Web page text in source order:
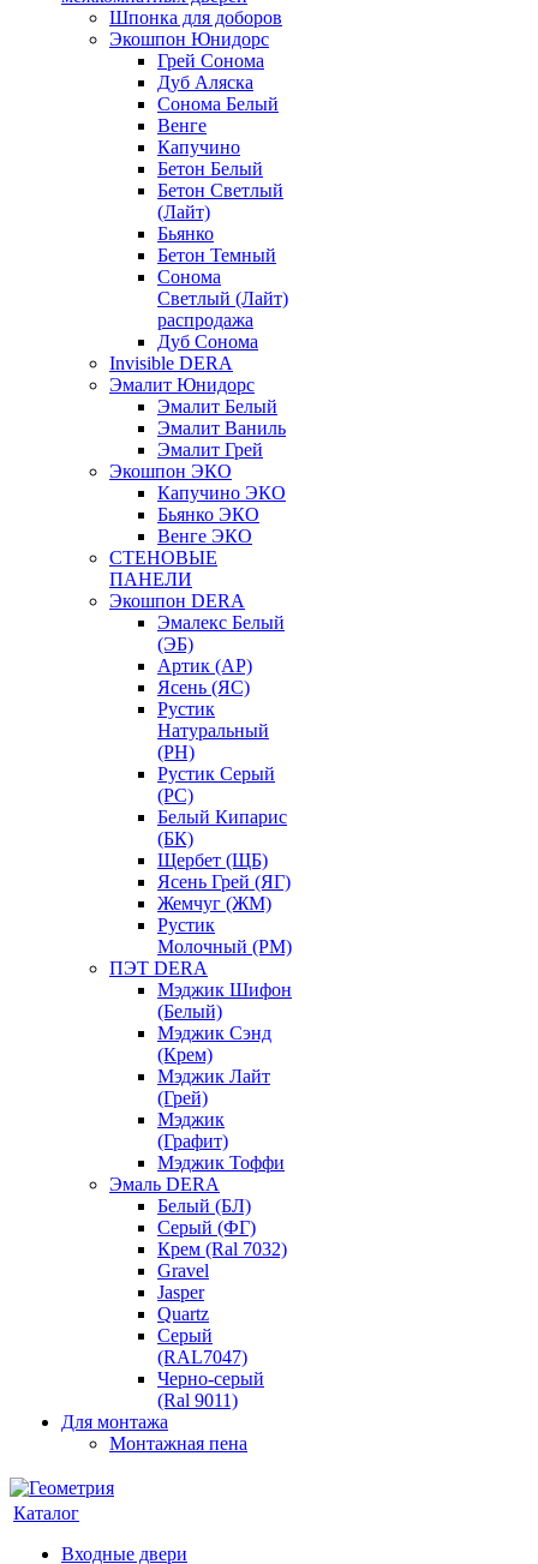
Шпонка для доборов
Экошпон Юнидорс
Грей Сонома
Дуб Аляска
Сонома Белый
Венге
Капучино
Бетон Белый
Бетон Светлый
(Лайт)
Бьянко
Бетон Темный
Сонома
Светлый (Лайт)
распродажа
Дуб Сонома
Invisible DERA
Эмалит Юнидорс
Эмалит Белый
Эмалит Ваниль
Эмалит Грей
Экошпон ЭКО
Капучино ЭКО
Бьянко ЭКО
Венге ЭКО
СТЕНОВЫЕ
ПАНЕЛИ
Экошпон DERA
Эмалекс Белый
(ЭБ)
Артик (АР)
Ясень (ЯС)
Рустик
Натуральный
(РН)
Рустик Серый
(РС)
Белый Кипарис
(БК)
Щербет (ЩБ)
Ясень Грей (ЯГ)
Жемчуг (ЖМ)
Рустик
Молочный (РМ)
ПЭТ DERA
Мэджик Шифон
(Белый)
Мэджик Сэнд
(Крем)
Мэджик Лайт
(Грей)
Мэджик
(Графит)
Мэджик Тоффи
Эмаль DERA
Белый (БЛ)
Серый (ФГ)
Крем (Ral 7032)
Gravel
Jasper
Quartz
Серый
(RAL7047)
Черно-серый
(Ral 9011)
Для монтажа
Монтажная пена
Каталог
Входные двери